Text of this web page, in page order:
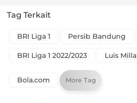
Tag Terkait
BRI Liga 1 Persib Bandung
BRI Liga 1 2022/2023 Luis Milla
Bola.com More Tag